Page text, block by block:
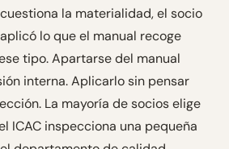
la materialidad, el socio
lo que el manual recoge
tipo. Apartarse del manual
interna. Aplicarlo sin pensar
La mayoría de socios elige
ICAC inspecciona una pequeña